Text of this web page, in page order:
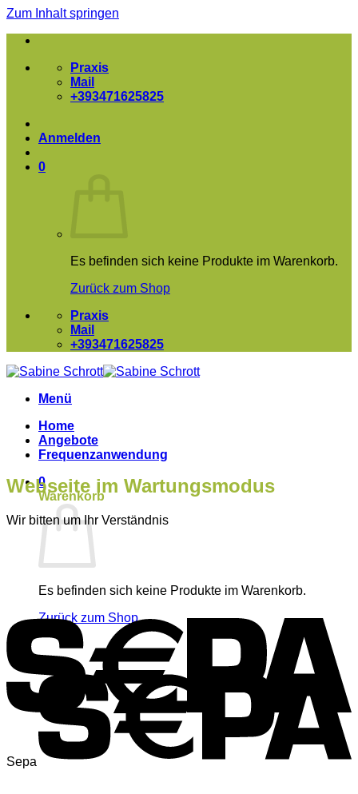
Zum Inhalt springen
Praxis
Mail
+393471625825
Anmelden
0
Es befinden sich keine Produkte im Warenkorb.
Zurück zum Shop
Praxis
Mail
+393471625825
Menü
Home
Angebote
Frequenzanwendung
0
Warenkorb
Es befinden sich keine Produkte im Warenkorb.
Zurück zum Shop
Webseite im Wartungsmodus
Wir bitten um Ihr Verständnis
Sepa